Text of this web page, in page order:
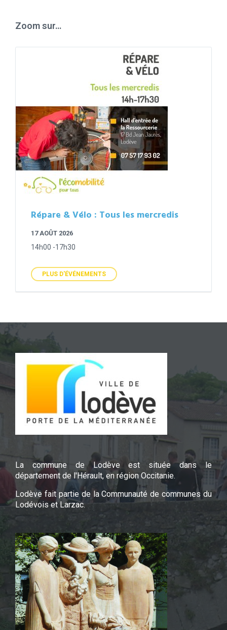
Zoom sur…
Répare & Vélo : Tous les mercredis
17 AOÛT 2026
14h00 -17h30
PLUS D'ÉVÉNEMENTS
La commune de Lodève est située dans le
département de l'Hérault, en région Occitanie.
Lodève fait partie de la Communauté de communes du
Lodévois et Larzac.